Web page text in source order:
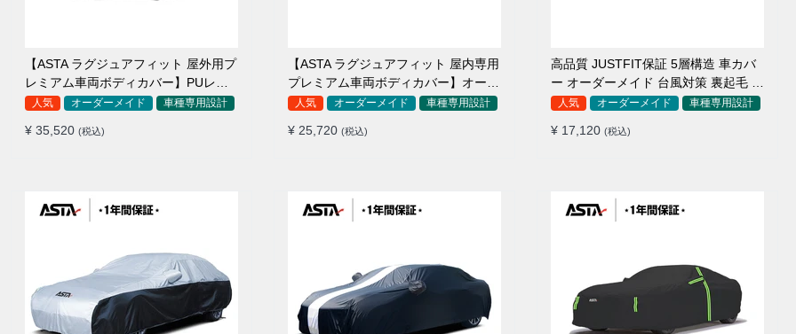
【ASTA ラグジュアフィット 屋外用プ
レミアム車両ボディカバー】PUレザ
ー製 オーダーメイド 高級感 裏起毛車
人気 オーダーメイド 車種専用設計
¥ 35,520 (税込)
【ASTA ラグジュアフィット 屋内専用
プレミアム車両ボディカバー】オーダ
ーメイド 最高級生地 柔かい 裏起毛車
人気 オーダーメイド 車種専用設計
¥ 25,720 (税込)
高品質 JUSTFIT保証 5層構造 車カバ
ー オーダーメイド 台風対策 裏起毛 防
水 耐久性 傷保護
人気 オーダーメイド 車種専用設計
¥ 17,120 (税込)